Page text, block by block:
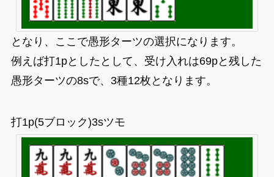
となり、ここで愚形ターツの選択になります。
例えば打1pとしたとして、受け入れは69pと残した
愚形ターツの8sで、3種12枚となります。
打1p(5ブロック)3sツモ